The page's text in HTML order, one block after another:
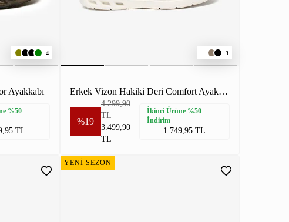
4
Ayakkabı
%50
TL
3
Erkek Vizon Hakiki Deri Comfort Ayakkabı
%19
4.299,90
TL
3.499,90
TL
İkinci Ürüne %50
İndirim
1.749,95 TL
YENİ SEZON